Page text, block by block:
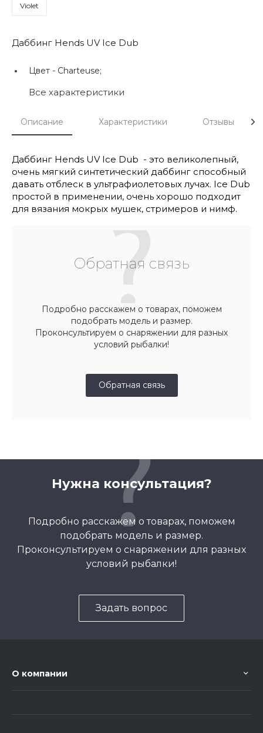
Violet
Даббинг Hends UV Ice Dub
Цвет - Charteuse;
Все характеристики
Описание Характеристики Отзывы
Даббинг Hends UV Ice Dub - это великолепный,
очень мягкий синтетический даббинг способный
давать отблеск в ультрафиолетовых лучах. Ice Dub
простой в применении, очень хорошо подходит
для вязания мокрых мушек, стримеров и нимф.
Обратная связь
Подробно расскажем о товарах, поможем
подобрать модель и размер.
Проконсультируем о снаряжении для разных
условий рыбалки!
Обратная связь
Нужна консультация?
Подробно расскажем о товарах, поможем
подобрать модель и размер.
Проконсультируем о снаряжении для разных
условий рыбалки!
Задать вопрос
О компании